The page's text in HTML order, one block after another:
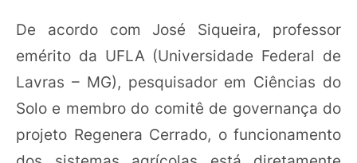
De acordo com José Siqueira, professor
emérito da UFLA (Universidade Federal de
Lavras – MG), pesquisador em Ciências do
Solo e membro do comitê de governança do
projeto Regenera Cerrado, o funcionamento